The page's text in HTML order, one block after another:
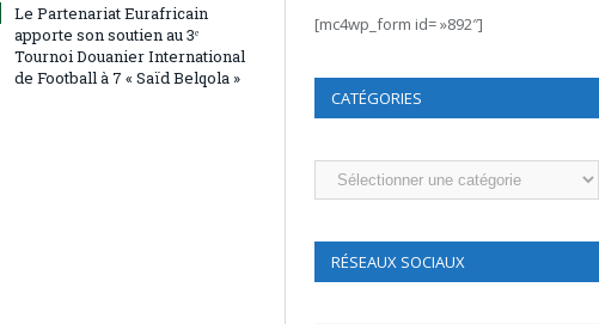
Le Partenariat Eurafricain
apporte son soutien au 3ᵉ
Tournoi Douanier International
de Football à 7 « Saïd Belqola »
[mc4wp_form id= »892″]
CATÉGORIES
Catégories
RÉSEAUX SOCIAUX